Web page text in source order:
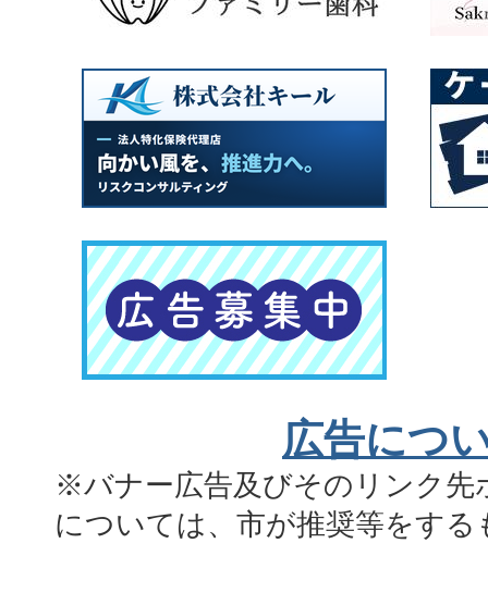
広告につ
※バナー広告及びそのリンク先
については、市が推奨等をす